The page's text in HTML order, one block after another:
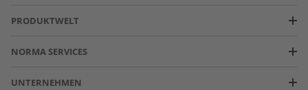
PRODUKTWELT
NORMA SERVICES
UNTERNEHMEN